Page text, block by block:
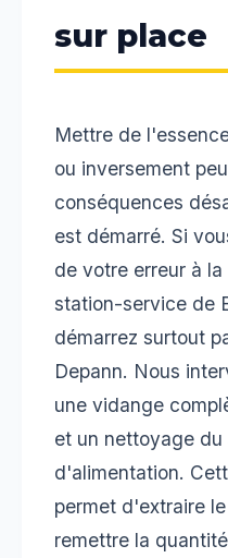
sur place
Mettre de
ou inversement
conséquences
est démarré. Si
de votre erreur à
station-service de
démarrez surtout
Depann. Nous
une vidange
et un nettoyage du
d'alimentation.
permet d'extraire
remettre la